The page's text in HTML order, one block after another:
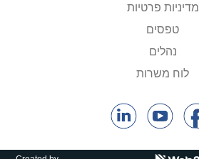
מדיניות פרטיות
טפסים
נהלים
לוח משרות